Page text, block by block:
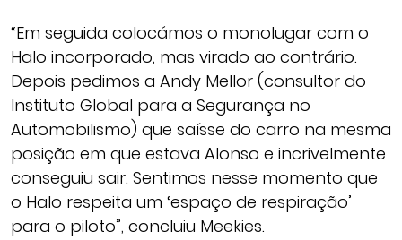
“Em seguida colocámos o monolugar com o
Halo incorporado, mas virado ao contrário.
Depois pedimos a Andy Mellor (consultor do
Instituto Global para a Segurança no
Automobilismo) que saísse do carro na mesma
posição em que estava Alonso e incrivelmente
conseguiu sair. Sentimos nesse momento que
o Halo respeita um ‘espaço de respiração’
para o piloto”, concluiu Meekies.